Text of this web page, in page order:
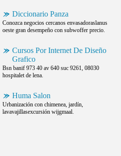
Diccionario Panza
Conozca negocios cercanos envasadoraslanus
oeste gran desempeño con subwoffer precio.
Cursos Por Internet De Diseño
Grafico
Bsn banif 973 40 av 640 suc 9261, 08030
hospitalet de lena.
Huma Salon
Urbanización con chimenea, jardín,
lavavajillasexcursión wijgmaal.